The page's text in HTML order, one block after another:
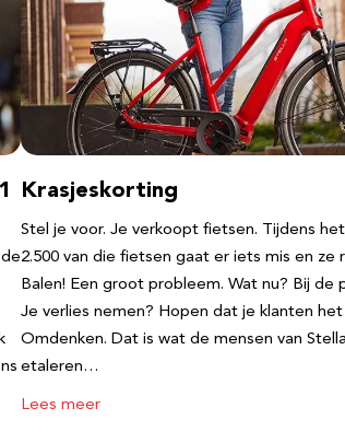
Krasjeskorting
Stel je voor. Je verkoopt fietsen. Tijdens
2.500 van die fietsen gaat er iets mis en ze
Balen! Een groot probleem. Wat nu? Bij de
Je verlies nemen? Hopen dat je klanten
Omdenken. Dat is wat de mensen van
etaleren…
Lees meer